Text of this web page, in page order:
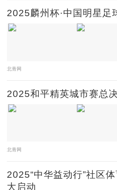
2025麟州杯·中国明星足
北青网
2025和平精英城市赛总
北青网
2025“中华益动行”社区
大启动